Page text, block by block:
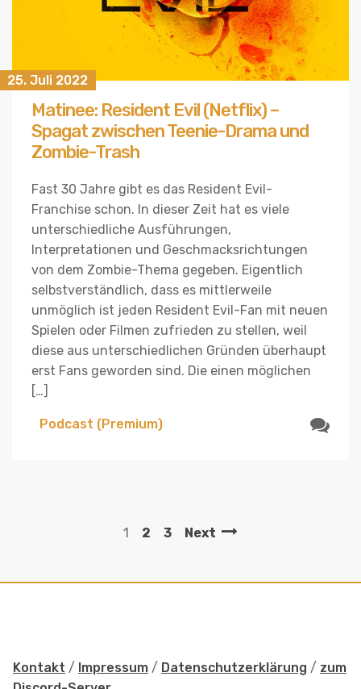
25. Juli 2022
Matinee: Resident Evil (Netflix) –
Spagat zwischen Teenie-Drama und
Zombie-Trash
Fast 30 Jahre gibt es das Resident Evil-
Franchise schon. In dieser Zeit hat es viele
unterschiedliche Ausführungen,
Interpretationen und Geschmacksrichtungen
von dem Zombie-Thema gegeben. Eigentlich
selbstverständlich, dass es mittlerweile
unmöglich ist jeden Resident Evil-Fan mit neuen
Spielen oder Filmen zufrieden zu stellen, weil
diese aus unterschiedlichen Gründen überhaupt
erst Fans geworden sind. Die einen möglichen
[…]
Podcast (Premium)
1 2 3 Next
Kontakt / Impressum / Datenschutzerklärung / zum